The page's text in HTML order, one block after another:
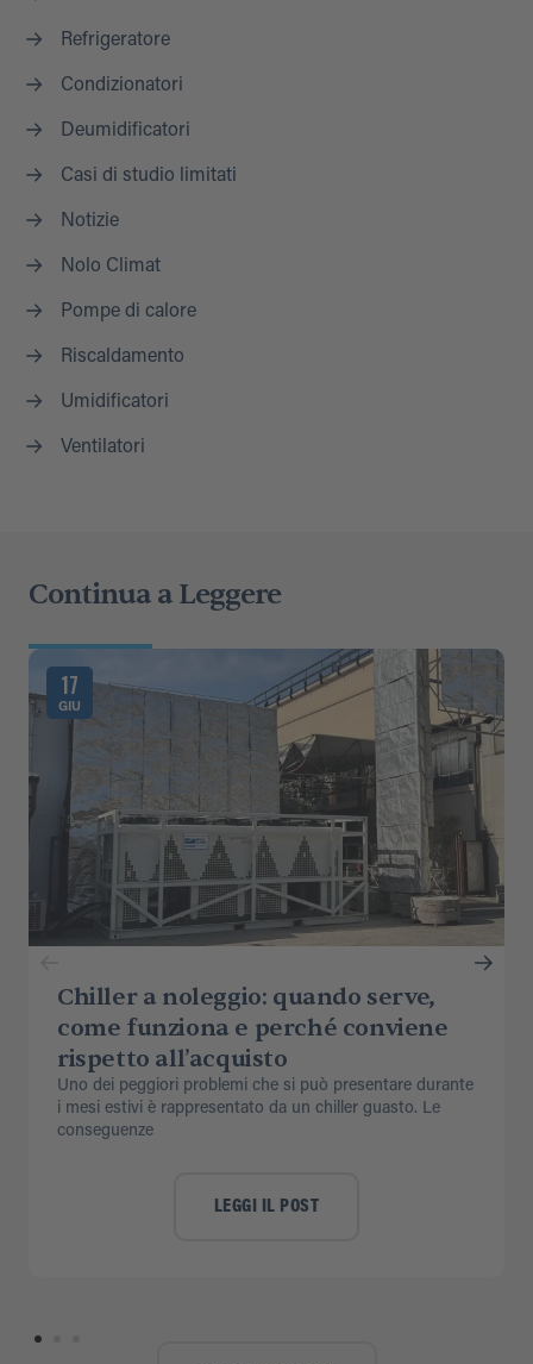
Refrigeratore
Condizionatori
Deumidificatori
Casi di studio limitati
Notizie
Nolo Climat
Pompe di calore
Riscaldamento
Umidificatori
Ventilatori
Continua a Leggere
17
GIU
Chiller a noleggio: quando serve,
come funziona e perché conviene
rispetto all’acquisto
Uno dei peggiori problemi che si può presentare durante
i mesi estivi è rappresentato da un chiller guasto. Le
conseguenze
LEGGI IL POST